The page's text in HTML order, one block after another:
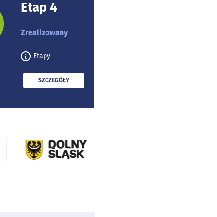
Etap 4
Zrealizowany
Etapy
PRZECZYTAJ
SZCZEGÓŁY